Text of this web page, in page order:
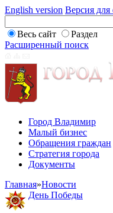
English version Версия
Весь сайт
Раздел
Расширенный поиск
Город Владимир
Малый бизнес
Обращения граждан
Стратегия города
Документы
Главная»Новости
День Победы